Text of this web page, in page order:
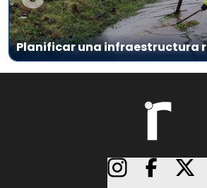
Planificar una infraestructura